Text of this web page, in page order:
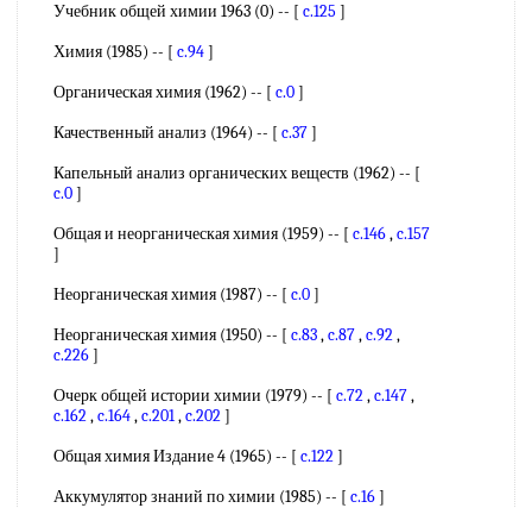
Учебник общей химии 1963 (0) -- [ c.125 ]
Химия (1985) -- [ c.94]
Органическая химия (1962) -- [ c.0]
Качественный анализ (1964) -- [ c.37]
Капельный анализ органических веществ (1962) -- [
c.0]
Общая и неорганическая химия (1959) -- [ c.146,c.157
]
Неорганическая химия (1987) -- [ c.0]
Неорганическая химия (1950) -- [ c.83,c.87,c.92,
c.226]
Очерк общей истории химии (1979) -- [ c.72,c.147,
c.162,c.164,c.201,c.202]
Общая химия Издание 4 (1965) -- [ c.122]
Аккумулятор знаний по химии (1985) -- [ c.16]